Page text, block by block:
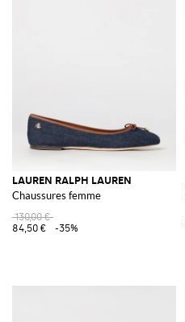
LAUREN RALPH LAUREN
Chaussures femme
130,00 €
84,50 €
-35%